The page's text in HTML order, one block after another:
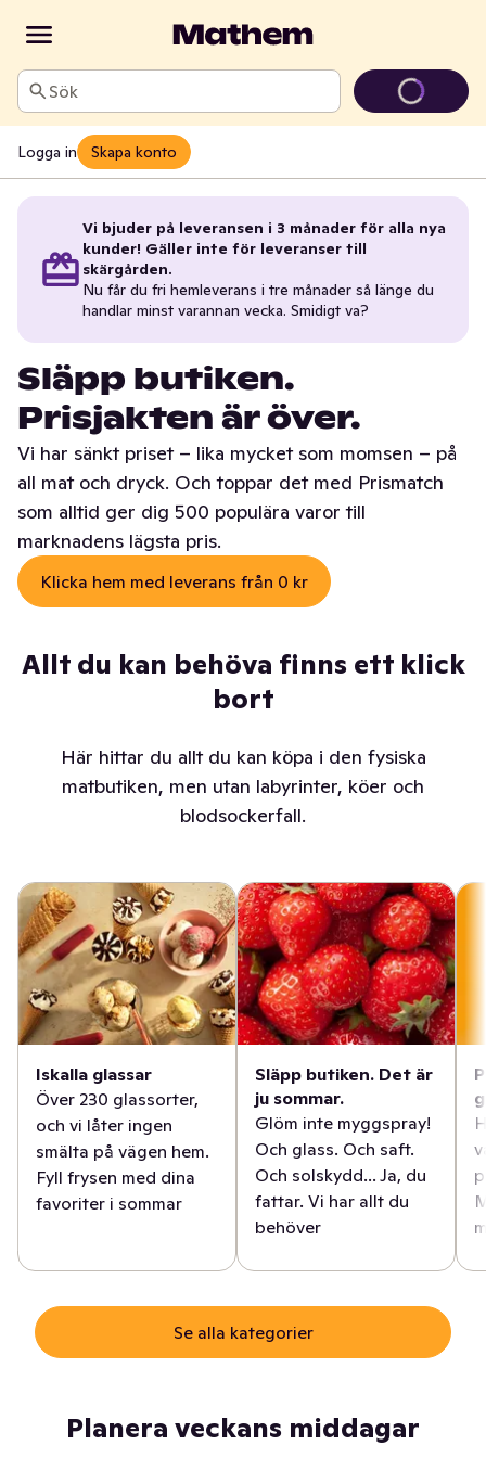
Sök
Logga in Skapa konto
Vi bjuder på leveransen i 3 månader för alla nya
kunder! Gäller inte för leveranser till
skärgården.
Nu får du fri hemleverans i tre månader så länge du
handlar minst varannan vecka. Smidigt va?
Släpp butiken.
Prisjakten är över.
Vi har sänkt priset – lika mycket som momsen – på
all mat och dryck. Och toppar det med Prismatch
som alltid ger dig 500 populära varor till
marknadens lägsta pris.
Klicka hem med leverans från 0 kr
Allt du kan behöva finns ett klick
bort
Här hittar du allt du kan köpa i den fysiska
matbutiken, men utan labyrinter, köer och
blodsockerfall.
Iskalla glassar
Över 230 glassorter,
och vi låter ingen
smälta på vägen hem.
Fyll frysen med dina
favoriter i sommar
Släpp butiken. Det är
ju sommar.
Glöm inte myggspray!
Och glass. Och saft.
Och solskydd... Ja, du
fattar. Vi har allt du
behöver
Se alla kategorier
Planera veckans middagar